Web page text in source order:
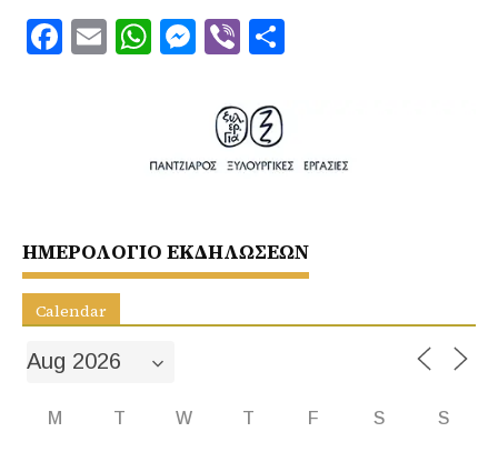
F
o
k
E
W
A
p
M
e
g
er
Vi
er
ΗΜΕΡΟΛΟΓΙΟ ΕΚΔΗΛΩΣΕΩΝ
Calendar
M T W T F S S